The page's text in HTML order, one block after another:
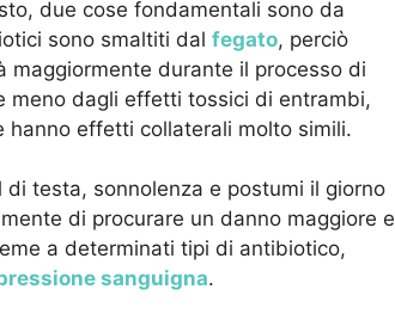
due cose fondamentali sono da
sono smaltiti dal fegato, perciò
maggiormente durante il processo di
meno dagli effetti tossici di entrambi,
hanno effetti collaterali molto simili.
di testa, sonnolenza e postumi il giorno
di procurare un danno maggiore e
a determinati tipi di antibiotico,
sanguigna.